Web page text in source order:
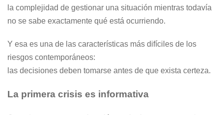
la complejidad de gestionar una situación mientras todavía
no se sabe exactamente qué está ocurriendo.
Y esa es una de las características más difíciles de los
riesgos contemporáneos:
las decisiones deben tomarse antes de que exista certeza.
La primera crisis es informativa